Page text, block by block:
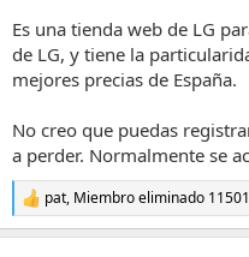
Es una tienda web de LG
de LG, y tiene la
mejores precias de España.
No creo que puedas
a perder. Normalmente se
R
e
a
pat, Miembro eliminado 11501